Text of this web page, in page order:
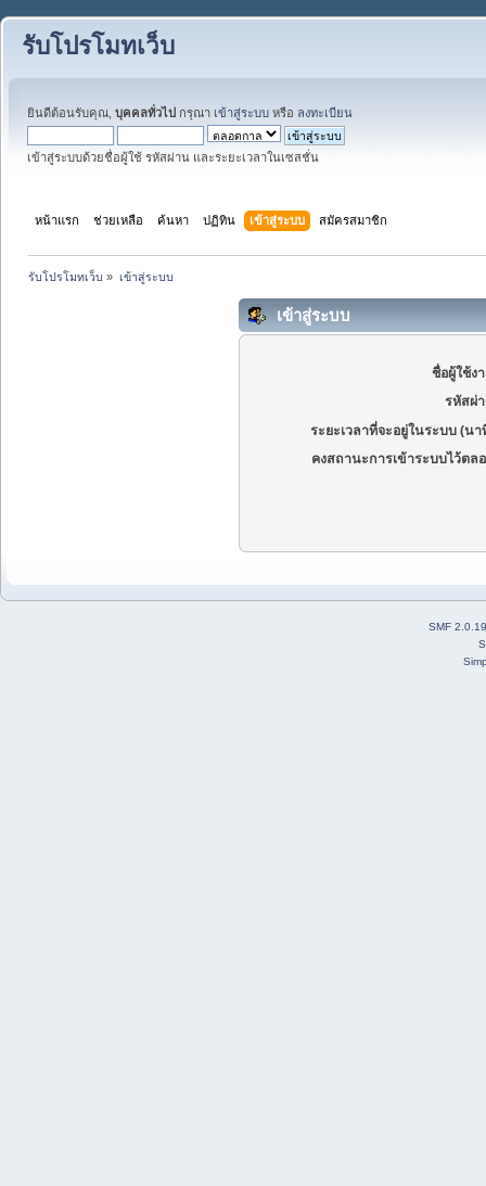
รับโปรโมทเว็บ
ยินดีต้อนรับคุณ, บุคคลทั่วไป กรุณา เข้าสู่ระบบ หรือ ลงทะเบียน
เข้าสู่ระบบด้วยชื่อผู้ใช้ รหัสผ่าน และระยะเวลาในเซสชั่น
หน้าแรก ช่วยเหลือ ค้นหา ปฏิทิน เข้าสู่ระบบ สมัครสมาชิก
รับโปรโมทเว็บ » เข้าสู่ระบบ
เข้าสู่ระบบ
ชื่อผู้ใช้ง
รหัสผ่
ระยะเวลาที่จะอยู่ในระบบ (นา
คงสถานะการเข้าระบบไว้ตล
SMF 2.0.19